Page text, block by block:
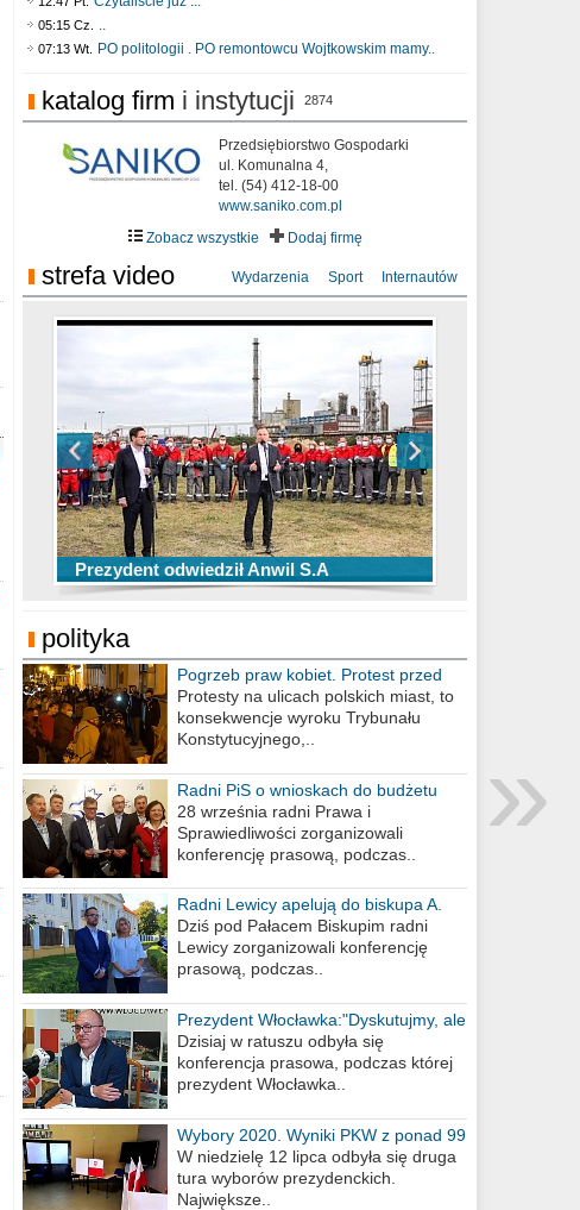
05:15 Cz. ..
07:13 Wt. PO politologii . PO remontowcu Wojtkowskim mamy..
katalog firm i instytucji 2874
Przedsiębiorstwo Gospodarki
ul. Komunalna 4,
tel. (54) 412-18-00
www.saniko.com.pl
Zobacz wszystkie
Dodaj firmę
strefa video Wydarzenia Sport Internautów
Prezydent odwiedził Anwil S.A
TOP 10 przechwytów Anwilu Włocławek
w EBL w sezonie 2019/2020
TOP 5 rzutów Anwilu Włocławek w BCL
w sezonie 2019/2020
Ni To Ponk - W oczach mamy strach
sixf33t .Last Year DRONE FOOTAGE
Włocławek
XXIII Sesja Rady Miasta Włocławek VIII
kadencji w dniu 09.06.2020 r.
polityka
Pogrzeb praw kobiet. Protest przed
biurem poselskim PiS
Protesty na ulicach polskich miast, to
konsekwencje wyroku Trybunału
Konstytucyjnego,..
Radni PiS o wnioskach do budżetu
miasta na 2021 rok
28 września radni Prawa i
Sprawiedliwości zorganizowali
konferencję prasową, podczas..
Radni Lewicy apelują do biskupa A.
Wiesława Meringa
Dziś pod Pałacem Biskupim radni
Lewicy zorganizowali konferencję
prasową, podczas..
Prezydent Włocławka:"Dyskutujmy, ale
nie obrażajmy się”
Dzisiaj w ratuszu odbyła się
konferencja prasowa, podczas której
prezydent Włocławka..
Wybory 2020. Wyniki PKW z ponad 99
procent obwodów
W niedzielę 12 lipca odbyła się druga
tura wyborów prezydenckich.
Największe..
»